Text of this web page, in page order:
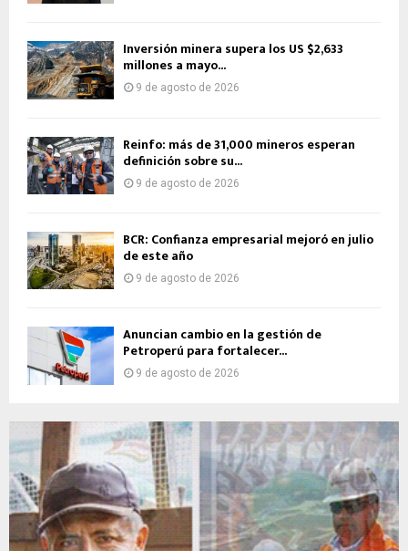
Inversión minera supera los US $2,633
millones a mayo...
9 de agosto de 2026
Reinfo: más de 31,000 mineros esperan
definición sobre su...
9 de agosto de 2026
BCR: Confianza empresarial mejoró en julio
de este año
9 de agosto de 2026
Anuncian cambio en la gestión de
Petroperú para fortalecer...
9 de agosto de 2026